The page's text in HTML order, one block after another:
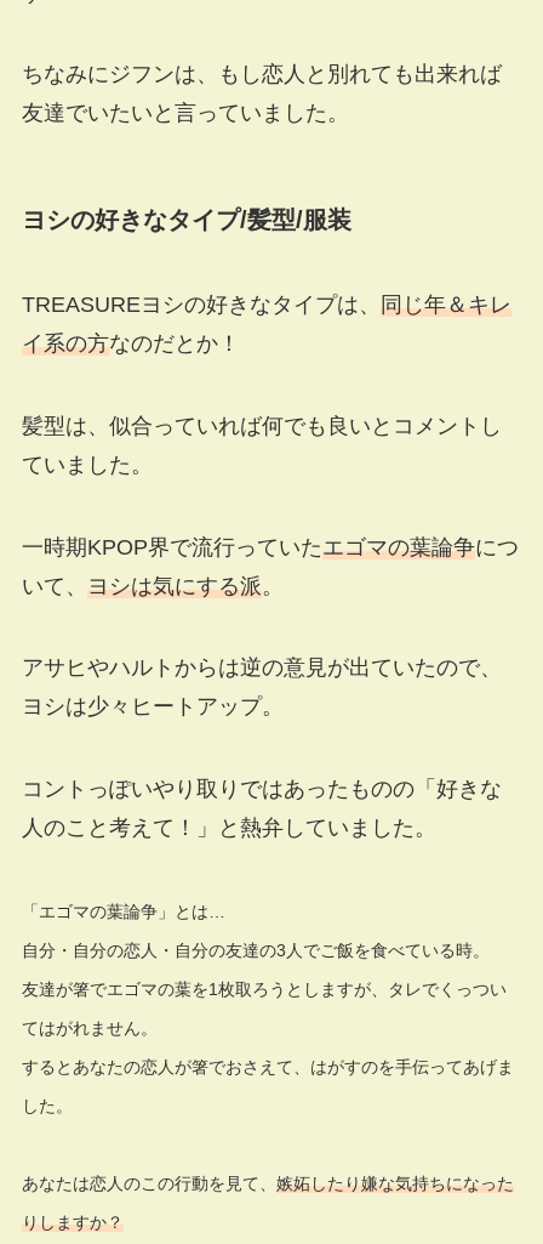
ちなみにジフンは、もし恋人と別れても出来れば
友達でいたいと言っていました。
ヨシの好きなタイプ/髪型/服装
TREASUREヨシの好きなタイプは、 同じ年＆キレ
イ系の方なのだとか！
髪型は、似合っていれば何でも良いとコメントし
ていました。
一時期KPOP界で流行っていたエゴマの葉論争につ
いて、 ヨシは気にする派。
アサヒやハルトからは逆の意見が出ていたので、
ヨシは少々ヒートアップ。
コントっぽいやり取りではあったものの「好きな
人のこと考えて！」と熱弁していました。
「エゴマの葉論争」とは…
自分・自分の恋人・自分の友達の3人でご飯を食べている時。
友達が箸でエゴマの葉を1枚取ろうとしますが、タレでくっつい
てはがれません。
するとあなたの恋人が箸でおさえて、はがすのを手伝ってあげま
した。
あなたは恋人のこの行動を見て、 嫉妬したり嫌な気持ちになった
りしますか？